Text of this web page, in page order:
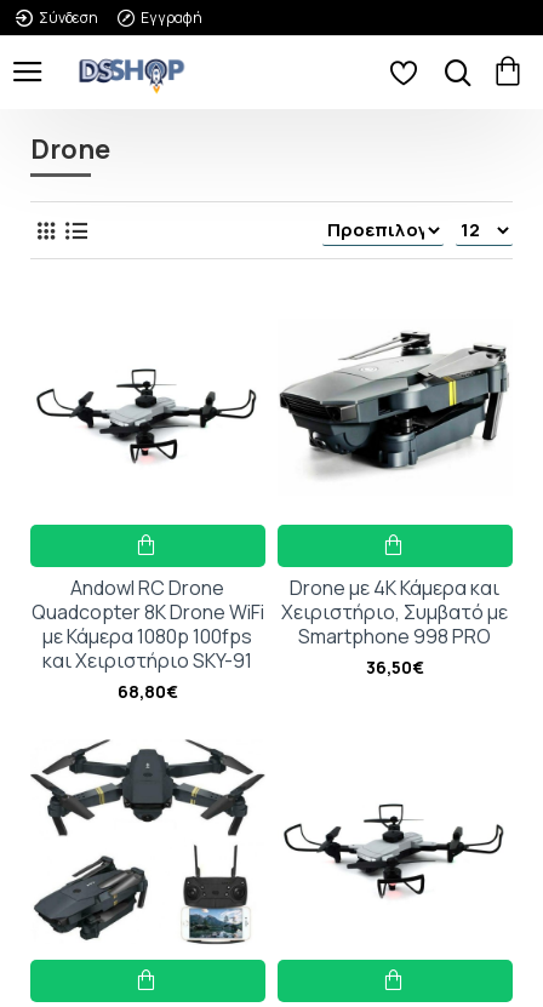
Σύνδεση Εγγραφή
Drone
Andowl RC Drone
Quadcopter 8Κ Drone WiFi
με Κάμερα 1080p 100fps
και Χειριστήριο SKY-91
68,80€
Drone με 4K Κάμερα και
Χειριστήριο, Συμβατό με
Smartphone 998 PRO
36,50€